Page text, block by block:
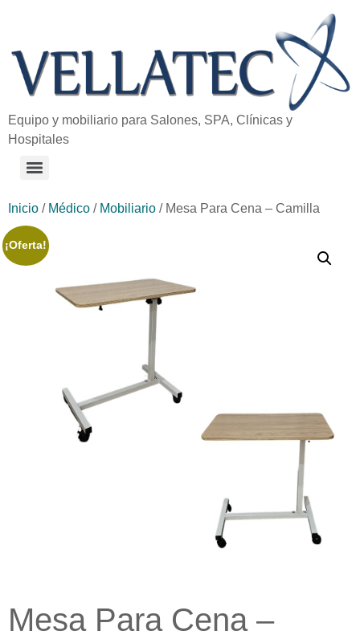
Equipo y mobiliario para Salones, SPA, Clínicas y
Hospitales
Inicio / Médico / Mobiliario / Mesa Para Cena – Camilla
¡Oferta!
Mesa Para Cena –